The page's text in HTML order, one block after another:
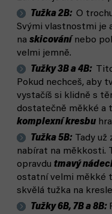
Tužka 2B: O
Svými vlastnostmi je
na skicování nebo
velmi jemně.
Tužky 3B a 4B:
Pokud nechceš, aby
vystačíš si klidně s
dostatečně měkké a
komplexní kresbu
Tužka 5B: Tady už
nabírat na měkkosti.
opravdu tmavý
ostatní velmi měkké
skvělá tužka na
Tužky 6B, 7B a 8B: